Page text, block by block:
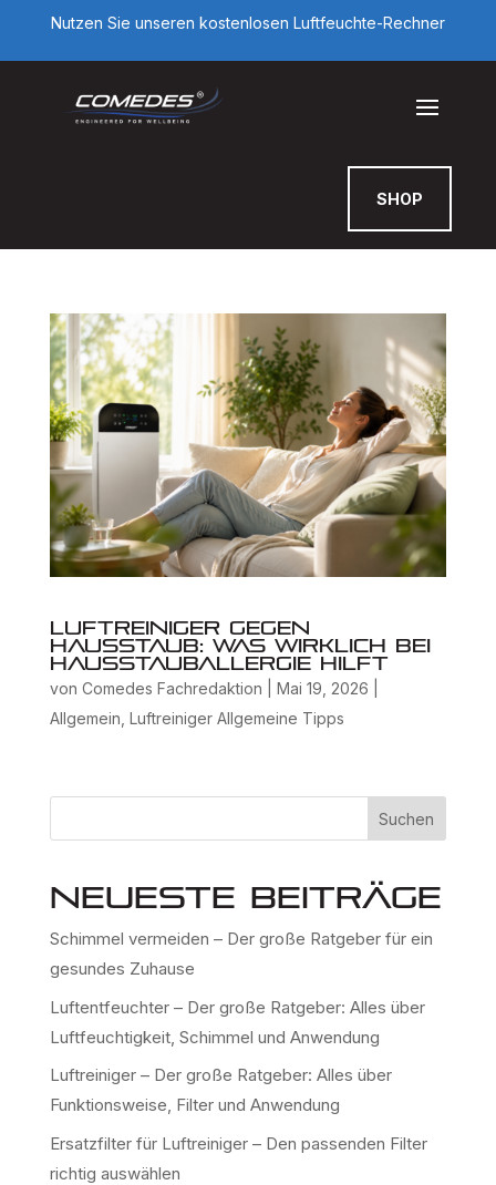
Nutzen Sie unseren kostenlosen Luftfeuchte-Rechner
SHOP
Luftreiniger gegen
Hausstaub: Was wirklich bei
Hausstauballergie hilft
von Comedes Fachredaktion Mai 19, 2026
Allgemein, Luftreiniger Allgemeine Tipps
Suchen
Neueste Beiträge
Schimmel vermeiden – Der große Ratgeber für ein
gesundes Zuhause
Luftentfeuchter – Der große Ratgeber: Alles über
Luftfeuchtigkeit, Schimmel und Anwendung
Luftreiniger – Der große Ratgeber: Alles über
Funktionsweise, Filter und Anwendung
Ersatzfilter für Luftreiniger – Den passenden Filter
richtig auswählen